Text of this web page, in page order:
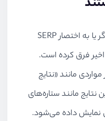
برگه نتایج موتورهای جستجوگر یا به اختصار SERP
فرق کرده است.
مانند «نتایج
مانند ستاره‌های
نمایش داده می‌شود.